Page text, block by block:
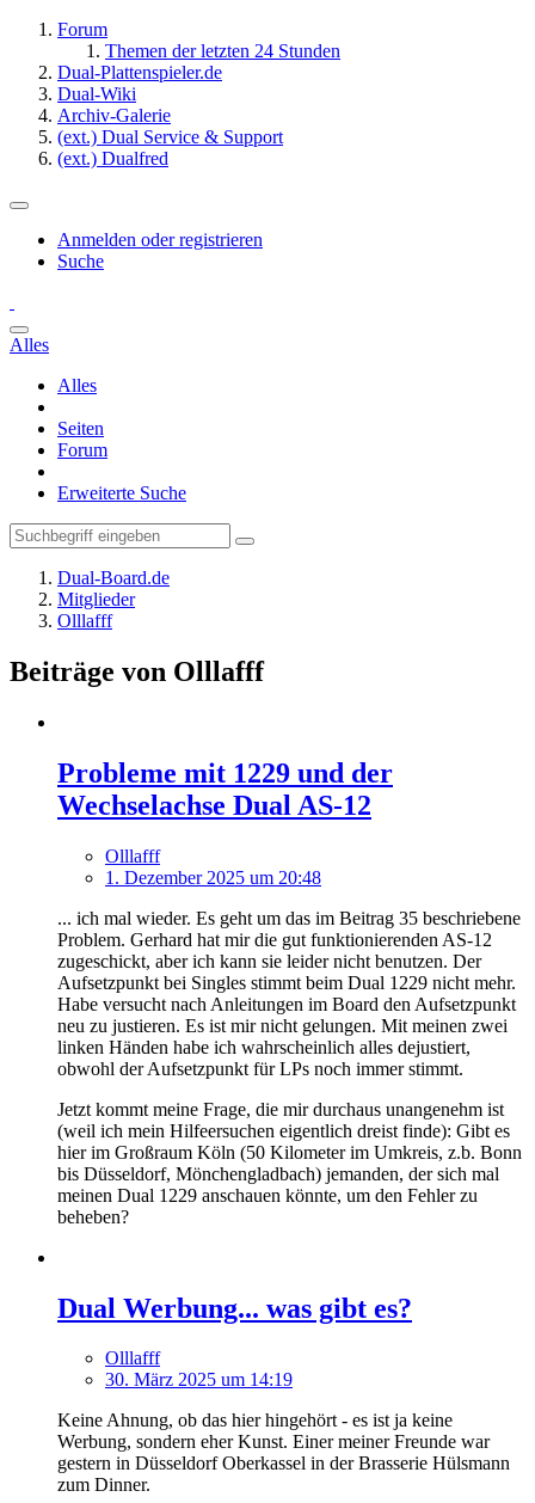
Forum
Themen der letzten 24 Stunden
Dual-Plattenspieler.de
Dual-Wiki
Archiv-Galerie
(ext.) Dual Service & Support
(ext.) Dualfred
Anmelden oder registrieren
Suche
Alles
Alles
Seiten
Forum
Erweiterte Suche
Dual-Board.de
Mitglieder
Olllafff
Beiträge von Olllafff
Probleme mit 1229 und der
Wechselachse Dual AS-12
Olllafff
1. Dezember 2025 um 20:48
... ich mal wieder. Es geht um das im Beitrag 35 beschriebene
Problem. Gerhard hat mir die gut funktionierenden AS-12
zugeschickt, aber ich kann sie leider nicht benutzen. Der
Aufsetzpunkt bei Singles stimmt beim Dual 1229 nicht mehr.
Habe versucht nach Anleitungen im Board den Aufsetzpunkt
neu zu justieren. Es ist mir nicht gelungen. Mit meinen zwei
linken Händen habe ich wahrscheinlich alles dejustiert,
obwohl der Aufsetzpunkt für LPs noch immer stimmt.
Jetzt kommt meine Frage, die mir durchaus unangenehm ist
(weil ich mein Hilfeersuchen eigentlich dreist finde): Gibt es
hier im Großraum Köln (50 Kilometer im Umkreis, z.b. Bonn
bis Düsseldorf, Mönchengladbach) jemanden, der sich mal
meinen Dual 1229 anschauen könnte, um den Fehler zu
beheben?
Dual Werbung... was gibt es?
Olllafff
30. März 2025 um 14:19
Keine Ahnung, ob das hier hingehört - es ist ja keine
Werbung, sondern eher Kunst. Einer meiner Freunde war
gestern in Düsseldorf Oberkassel in der Brasserie Hülsmann
zum Dinner.